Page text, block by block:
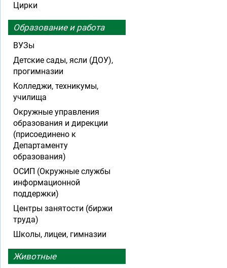
Цирки
Образование и работа
ВУЗы
Детские сады, ясли (ДОУ),
прогимназии
Колледжи, техникумы,
училища
Окружные управления
образования и дирекции
(присоединено к
Департаменту
образования)
ОСИП (Окружные службы
информационной
поддержки)
Центры занятости (биржи
труда)
Школы, лицеи, гимназии
Животные